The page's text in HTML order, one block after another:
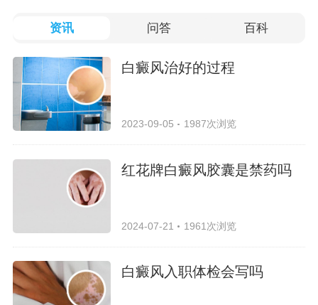
资讯 问答 百科
白癜风治好的过程
2023-09-05 1987次浏览
红花牌白癜风胶囊是禁药吗
2024-07-21 1961次浏览
白癜风入职体检会写吗